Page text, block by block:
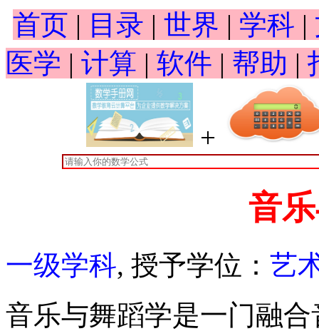
首页 | 目录 | 世界 | 学科 |
医学 | 计算 | 软件 | 帮助 |
+
音
一级学科, 授予学位： 艺
音乐与舞蹈学是一门融